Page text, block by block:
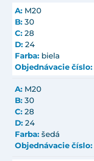
A: M20
B: 30
C: 28
D: 24
Farba: biela
Objednávacie číslo:
A: M20
B: 30
C: 28
D: 24
Farba: šedá
Objednávacie číslo: